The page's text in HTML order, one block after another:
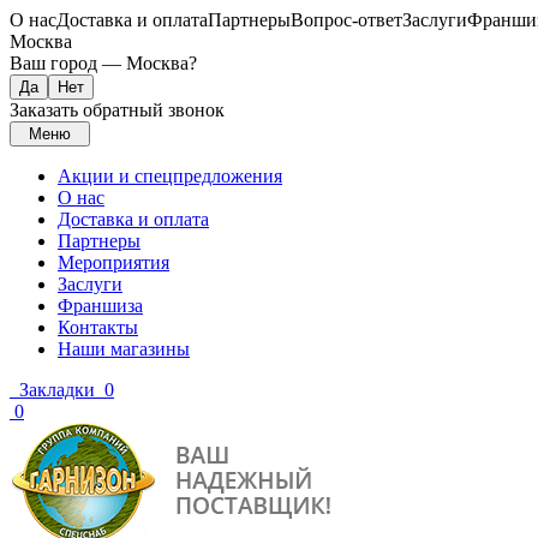
О насДоставка и оплатаПартнерыВопрос-ответЗаслуги
Москва
Ваш город — Москва?
Заказать обратный звонок
Меню
Акции и спецпредложения
О нас
Доставка и оплата
Партнеры
Мероприятия
Заслуги
Франшиза
Контакты
Наши магазины
Закладки 0
0